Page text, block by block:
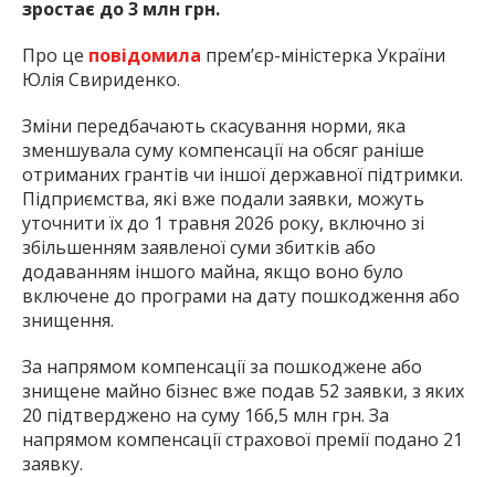
зростає до 3 млн грн.
Про це повідомила прем’єр-міністерка України
Юлія Свириденко.
Зміни передбачають скасування норми, яка
зменшувала суму компенсації на обсяг раніше
отриманих грантів чи іншої державної підтримки.
Підприємства, які вже подали заявки, можуть
уточнити їх до 1 травня 2026 року, включно зі
збільшенням заявленої суми збитків або
додаванням іншого майна, якщо воно було
включене до програми на дату пошкодження або
знищення.
За напрямом компенсації за пошкоджене або
знищене майно бізнес вже подав 52 заявки, з яких
20 підтверджено на суму 166,5 млн грн. За
напрямом компенсації страхової премії подано 21
заявку.